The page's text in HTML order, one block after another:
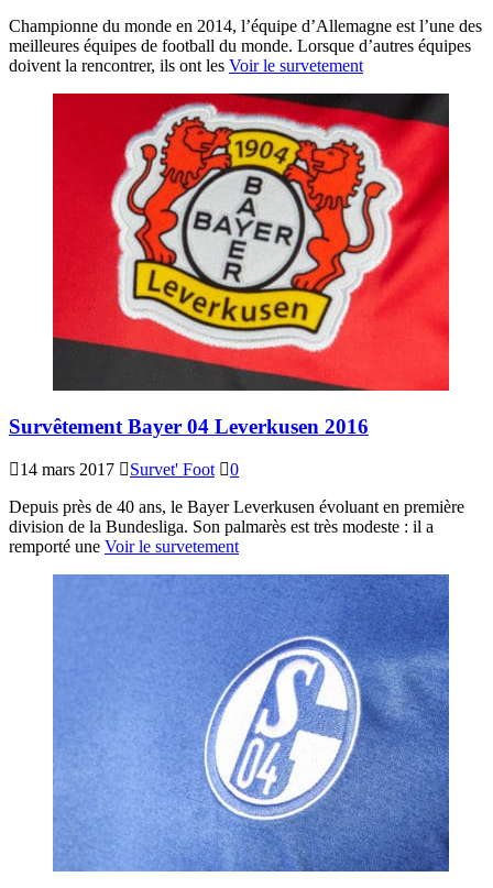
Championne du monde en 2014, l’équipe d’Allemagne est l’une des
meilleures équipes de football du monde. Lorsque d’autres équipes
doivent la rencontrer, ils ont les Voir le survetement
Survêtement Bayer 04 Leverkusen 2016
14 mars 2017 Survet' Foot
0
Depuis près de 40 ans, le Bayer Leverkusen évoluant en première
division de la Bundesliga. Son palmarès est très modeste : il a
remporté une Voir le survetement